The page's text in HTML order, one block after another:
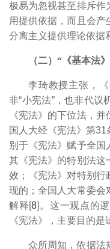
极易为忽视甚至排斥作
用提供依据，而且会
分离主义提供理论依据
（二）“《基本法
李琦教授主张，
非“小宪法”，也非代议
《宪法》的下位法，
国人大经《宪法》第
别于《宪法》赋予全国
其《宪法》的特别法这
效；《宪法》对特别行
现的；全国人大常委会
解释[8]。这一观点的
《宪法》，主要目的是
众所周知，依据法